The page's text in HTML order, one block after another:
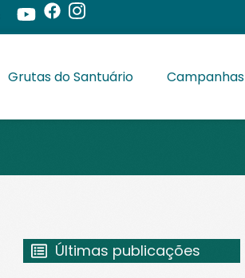
Grutas do Santuário Campanhas
Últimas publicações